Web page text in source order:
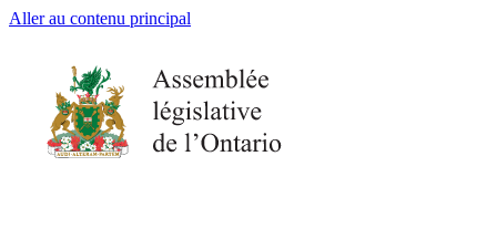
Aller au contenu principal